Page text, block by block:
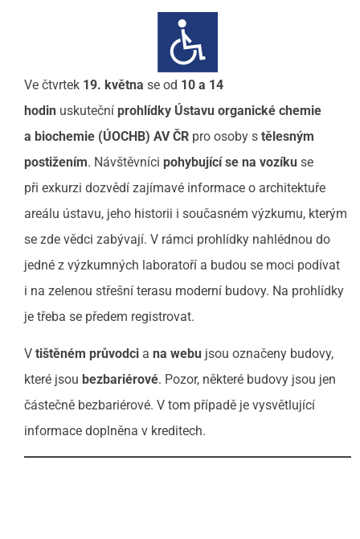
Ve čtvrtek 19. května se od 10 a 14
hodin uskuteční prohlídky Ústavu organické chemie
a biochemie (ÚOCHB) AV ČR pro osoby s tělesným
postižením. Návštěvníci pohybující se na vozíku se
při exkurzi dozvědí zajímavé informace o architektuře
areálu ústavu, jeho historii i současném výzkumu, kterým
se zde vědci zabývají. V rámci prohlídky nahlédnou do
jedné z výzkumných laboratoří a budou se moci podívat
i na zelenou střešní terasu moderní budovy. Na prohlídky
je třeba se předem registrovat.
V tištěném průvodci a na webu jsou označeny budovy,
které jsou bezbariérové. Pozor, některé budovy jsou jen
částečně bezbariérové. V tom případě je vysvětlující
informace doplněna v kreditech.